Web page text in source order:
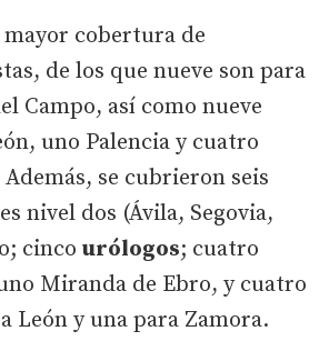
cobertura de
de los que nueve son para
Campo, así como nueve
uno Palencia y cuatro
se cubrieron seis
nivel dos (Ávila, Segovia,
cinco urólogos; cuatro
Miranda de Ebro, y cuatro
León y una para Zamora.